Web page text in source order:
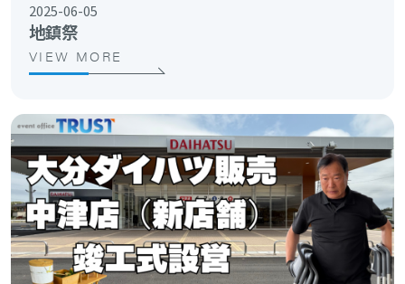
2025-06-05
地鎮祭
VIEW MORE